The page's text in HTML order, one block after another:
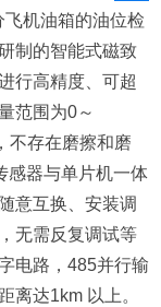
机油箱的油位检
制的智能式磁致
行高精度、可超
范围为0～
不存在磨擦和磨
感器与单片机一体
意互换、安装调
无需反复调试等
电路，485并行输
离达1km 以上。